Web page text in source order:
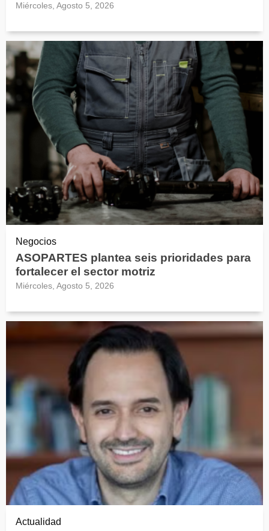
Miércoles, Agosto 5, 2026
Negocios
ASOPARTES plantea seis prioridades para
fortalecer el sector motriz
Miércoles, Agosto 5, 2026
Actualidad